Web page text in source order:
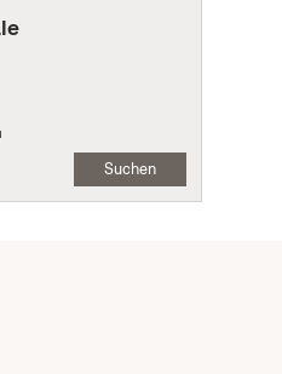
Suchen